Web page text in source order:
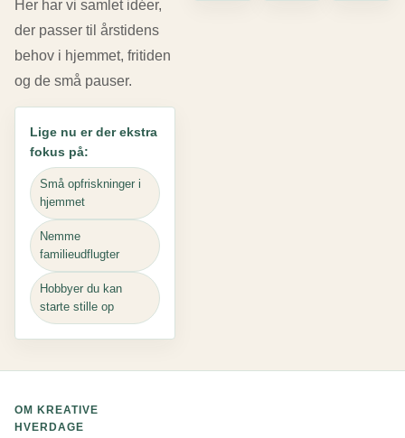
Her har vi samlet idéer,
der passer til årstidens
behov i hjemmet, fritiden
og de små pauser.
Lige nu er der ekstra
fokus på:
Små opfriskninger i
hjemmet
Nemme
familieudflugter
Hobbyer du kan
starte stille op
OM KREATIVE
HVERDAGE